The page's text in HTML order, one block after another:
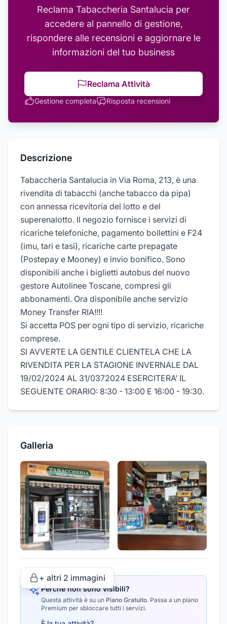
Reclama Tabaccheria Santalucia per
accedere al pannello di gestione,
rispondere alle recensioni e aggiornare le
informazioni del tuo business
Reclama Attività
Gestione completa Risposta recensioni
Descrizione
Tabaccheria Santalucia in Via Roma, 213, è una
rivendita di tabacchi (anche tabacco da pipa)
con annessa ricevitoria del lotto e del
superenalotto. Il negozio fornisce i servizi di
ricariche telefoniche, pagamento bollettini e F24
(imu, tari e tasi), ricariche carte prepagate
(Postepay e Mooney) e invio bonifico. Sono
disponibili anche i biglietti autobus del nuovo
gestore Autolinee Toscane, compresi gli
abbonamenti. Ora disponibile anche servizio
Money Transfer RIA!!!!
Si accetta POS per ogni tipo di servizio, ricariche
comprese.
SI AVVERTE LA GENTILE CLIENTELA CHE LA
RIVENDITA PER LA STAGIONE INVERNALE DAL
19/02/2024 AL 31/0372024 ESERCITERA’ IL
SEGUENTE ORARIO: 8:30 - 13:00 E 16:00 - 19:30.
Galleria
+ altri 2 immagini
Perché non sono visibili?
Questa attività è su un Piano Gratuito. Passa a un piano
Premium per sbloccare tutti i servizi.